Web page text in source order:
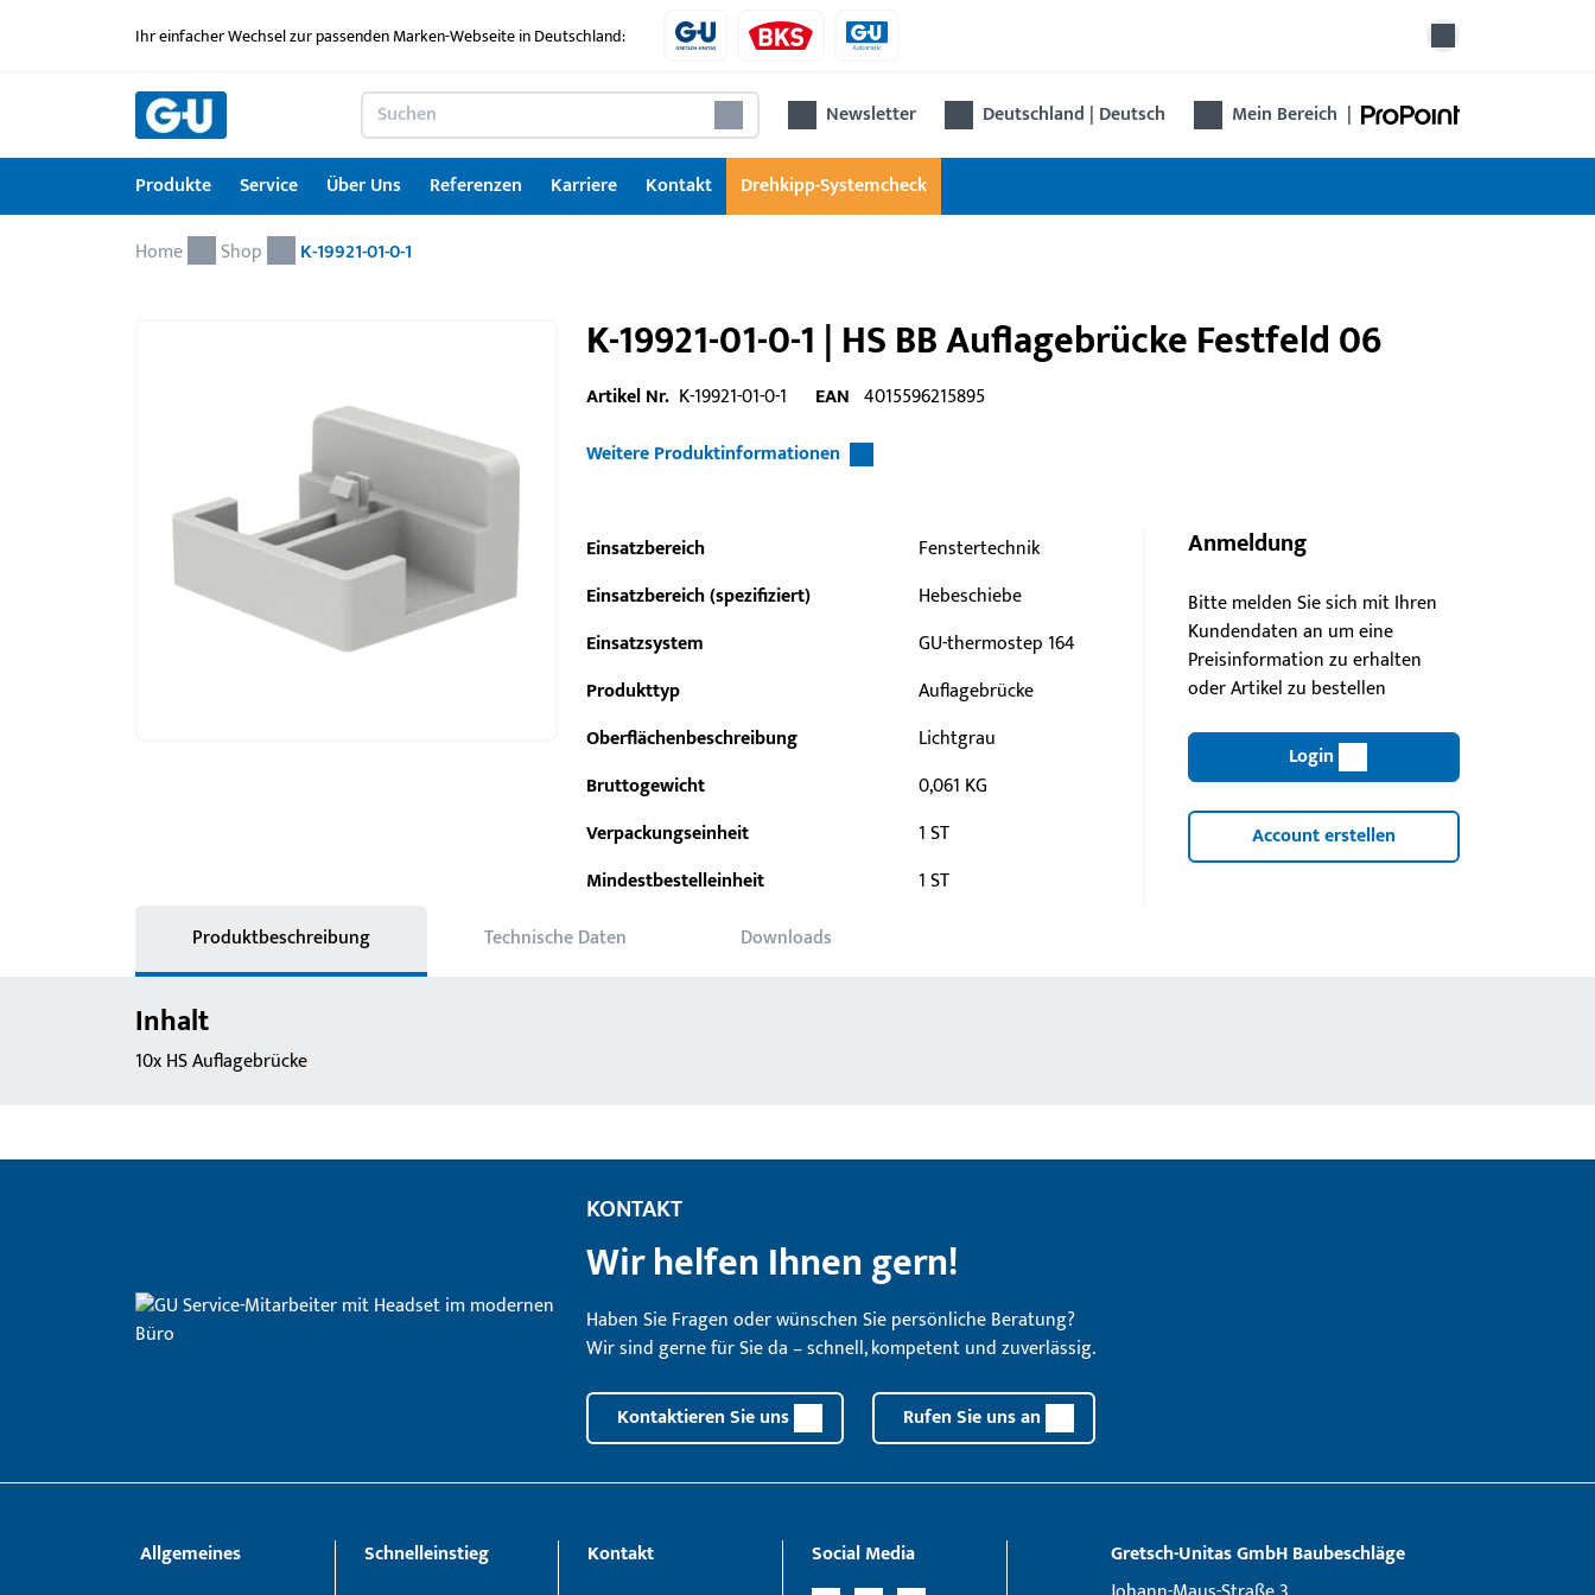
Ihr einfacher Wechsel zur passenden Marken-Webseite in Deutschland:
Newsletter Deutschland | Deutsch Mein Bereich |
Produkte
Produkte
Service
Service
Seminare
Über Uns
Über Uns
Referenzen
Referenzen
Karriere
Karriere
Kontakt
Kontakt
Drehkipp-Systemcheck
Drehkipp-Systemcheck
Home Shop K-19921-01-0-1
K-19921-01-0-1 | HS BB Auflagebrücke Festfeld 06
Artikel Nr. K-19921-01-0-1 EAN 4015596215895
Weitere Produktinformationen
Einsatzbereich
Fenstertechnik
Einsatzbereich (spezifiziert)
Hebeschiebe
Einsatzsystem
GU-thermostep 164
Produkttyp
Auflagebrücke
Oberflächenbeschreibung
Lichtgrau
Bruttogewicht
0,061 KG
Verpackungseinheit
1 ST
Mindestbestelleinheit
1 ST
Anmeldung
Bitte melden Sie sich mit Ihren
Kundendaten an um eine
Preisinformation zu erhalten
oder Artikel zu bestellen
Login
Account erstellen
Produktbeschreibung Technische Daten Downloads
Inhalt
10x HS Auflagebrücke
KONTAKT
Wir helfen Ihnen gern!
Haben Sie Fragen oder wünschen Sie persönliche Beratung?
Wir sind gerne für Sie da – schnell, kompetent und zuverlässig.
Kontaktieren Sie uns Rufen Sie uns an
Allgemeines
Schnelleinstieg
Kontakt
Social Media
Gretsch­-Unitas GmbH Baubeschläge